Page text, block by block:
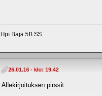
Hpi Baja 5B SS
26.01.16 - klo: 19.42
Allekirjoituksen pirssit.